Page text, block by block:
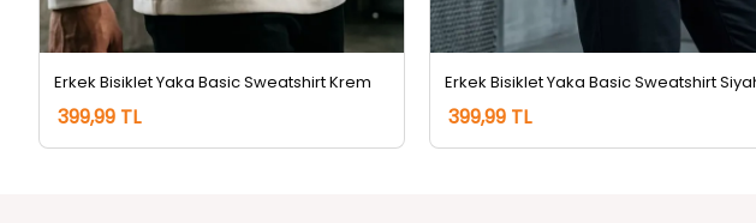
Erkek Bisiklet Yaka Basic Sweatshirt Krem
399,99 TL
Erkek Bisiklet Yaka Basic Sweatshirt Siyah
399,99 TL